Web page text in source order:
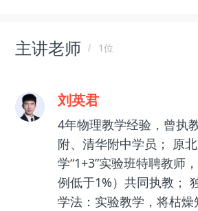
主讲老师 1位
刘英君
4年物理教学经验，曾执
附、清华附中学员； 原
学“1+3”实验班特聘教师
例低于1%）共同执教；
学法：实验教学，将枯